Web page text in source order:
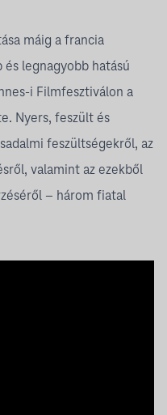
máig a francia
legnagyobb hatású
i Filmfesztiválon a
Nyers, feszült és
feszültségekről, az
valamint az ezekből
– három fiatal